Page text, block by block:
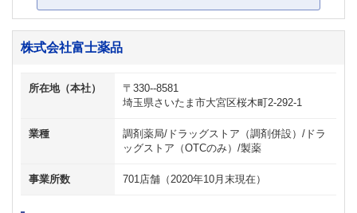
株式会社富士薬品
所在地（本社）
〒330--8581
埼玉県さいたま市大宮区桜木町2-292-1
業種
調剤薬局/ドラッグストア（調剤併設）/ドラ
ッグストア（OTCのみ）/製薬
事業所数 701店舗（2020年10月末現在）